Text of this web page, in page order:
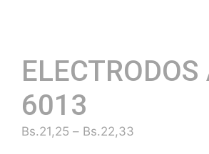
ELECTRODOS
6013
Bs.21,25 – Bs.22,33